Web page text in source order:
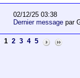
02/12/25 03:38
Dernier messagepar
1 2 3 4 5